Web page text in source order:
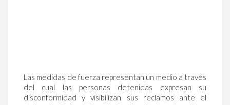
Las medidas de fuerza representan un medio a través
del cual las personas detenidas expresan su
disconformidad y visibilizan sus reclamos ante el